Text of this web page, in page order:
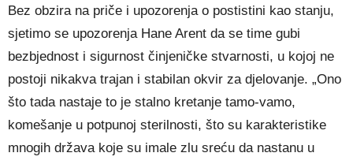
Bez obzira na priče i upozorenja o postistini kao stanju,
sjetimo se upozorenja Hane Arent da se time gubi
bezbjednost i sigurnost činjeničke stvarnosti, u kojoj ne
postoji nikakva trajan i stabilan okvir za djelovanje. „Ono
što tada nastaje to je stalno kretanje tamo-vamo,
komešanje u potpunoj sterilnosti, što su karakteristike
mnogih država koje su imale zlu sreću da nastanu u